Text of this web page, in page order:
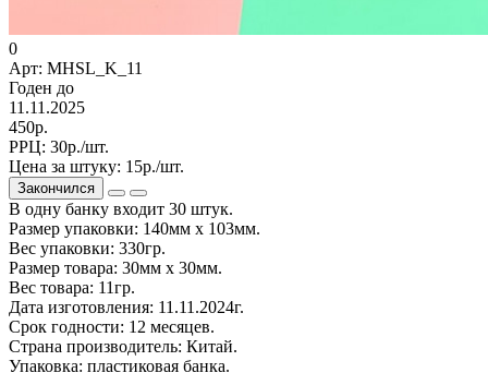
0
Арт: MHSL_K_11
Годен до
11.11.2025
450р.
РРЦ: 30р./шт.
Цена за штуку: 15р./шт.
Закончился
В одну банку входит 30 штук.
Размер упаковки: 140мм х 103мм.
Вес упаковки: 330гр.
Размер товара: 30мм х 30мм.
Вес товара: 11гр.
Дата изготовления: 11.11.2024г.
Срок годности: 12 месяцев.
Страна производитель: Китай.
Упаковка: пластиковая банка.